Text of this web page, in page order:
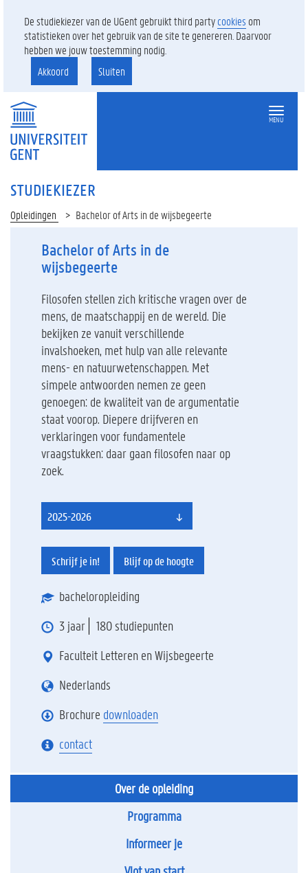
De studiekiezer van de UGent gebruikt third partycookies om
statistieken over het gebruik van de site te genereren. Daarvoor
hebben we jouw toestemming nodig.
Akkoord
Sluiten
MENU
STUDIEKIEZER
Opleidingen Bachelor of Arts in de wijsbegeerte
Bachelor of Arts in de
wijsbegeerte
Filosofen stellen zich kritische vragen over de
mens, de maatschappij en de wereld. Die
bekijken ze vanuit verschillende
invalshoeken, met hulp van alle relevante
mens- en natuurwetenschappen. Met
simpele antwoorden nemen ze geen
genoegen: de kwaliteit van de argumentatie
staat voorop. Diepere drijfveren en
verklaringen voor fundamentele
vraagstukken: daar gaan filosofen naar op
zoek.
2025-2026
Schrijf je in! Blijf op de hoogte
bacheloropleiding
3 jaar
180 studiepunten
Faculteit Letteren en Wijsbegeerte
Nederlands
Brochure downloaden
contact
Over de opleiding
Programma
Informeer je